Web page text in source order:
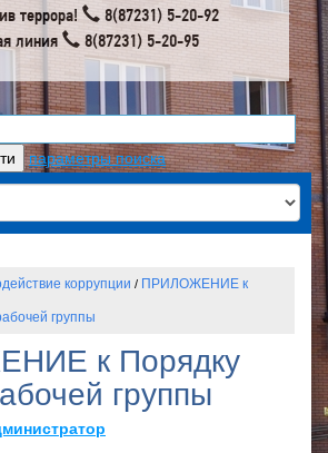
террора!
8(87231) 5-20-92
линия
8(87231) 5-20-95
параметры поиска
коррупции / ПРИЛОЖЕНИЕ к
группы
к Порядку
группы